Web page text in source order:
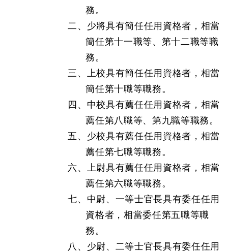
務。
二、少將具有簡任任用資格者，相當
簡任第十一職等、第十二職等職
務。
三、上校具有簡任任用資格者，相當
簡任第十職等職務。
四、中校具有薦任任用資格者，相當
薦任第八職等、第九職等職務。
五、少校具有薦任任用資格者，相當
薦任第七職等職務。
六、上尉具有薦任任用資格者，相當
薦任第六職等職務。
七、中尉、一等士官長具有委任任用
資格者，相當委任第五職等職
務。
八、少尉、二等士官長具有委任任用